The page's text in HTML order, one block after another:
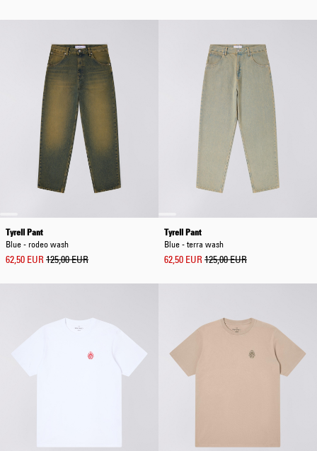
Tyrell Pant
Blue - rodeo wash
62,50 EUR 125,00 EUR
Tyrell Pant
Blue - terra wash
62,50 EUR 125,00 EUR